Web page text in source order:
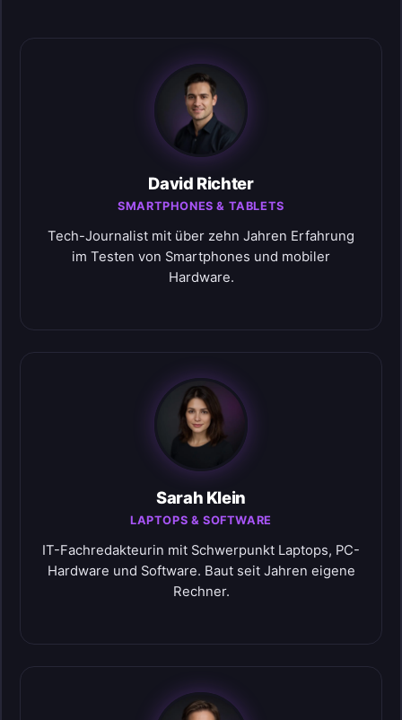
David Richter
SMARTPHONES & TABLETS
Tech-Journalist mit über zehn Jahren Erfahrung
im Testen von Smartphones und mobiler
Hardware.
Sarah Klein
LAPTOPS & SOFTWARE
IT-Fachredakteurin mit Schwerpunkt Laptops, PC-
Hardware und Software. Baut seit Jahren eigene
Rechner.